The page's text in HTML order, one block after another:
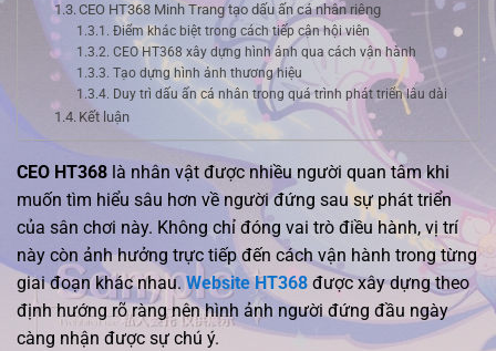
CEO HT368 Minh Trang tạo dấu ấn cá nhân riêng
Điểm khác biệt trong cách tiếp cận hội viên
CEO HT368 xây dựng hình ảnh qua cách vận hành
Tạo dựng hình ảnh thương hiệu
Duy trì dấu ấn cá nhân trong quá trình phát triển lâu dài
Kết luận
CEO HT368 là nhân vật được nhiều người quan tâm khi
muốn tìm hiểu sâu hơn về người đứng sau sự phát triển
của sân chơi này. Không chỉ đóng vai trò điều hành, vị trí
này còn ảnh hưởng trực tiếp đến cách vận hành trong từng
giai đoạn khác nhau.Website HT368 được xây dựng theo
định hướng rõ ràng nên hình ảnh người đứng đầu ngày
càng nhận được sự chú ý.